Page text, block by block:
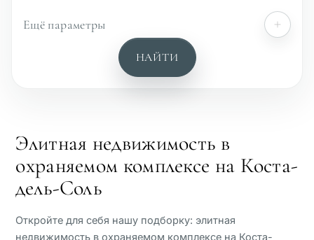
№
Вид на море
Ещё параметры
НАЙТИ
Элитная недвижимость в
охраняемом комплексе на Коста-
дель-Соль
Откройте для себя нашу подборку: элитная
недвижимость в охраняемом комплексе на Коста-